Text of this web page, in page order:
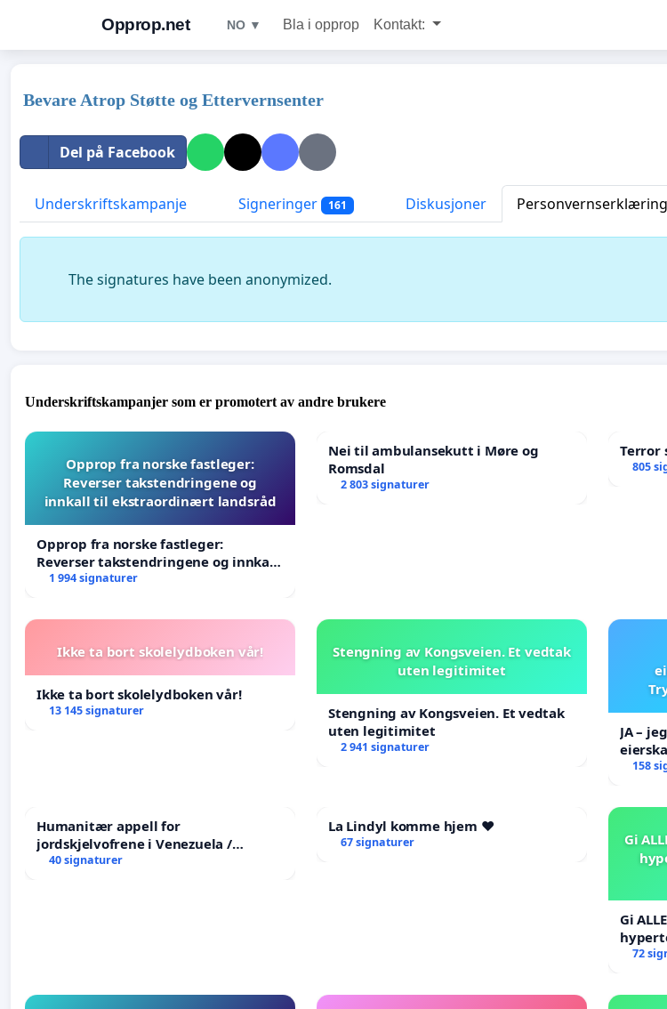
Opprop.net NO ▼ Bla i opprop Kontakt:
Bevare Atrop Støtte og Ettervernsenter
Del på Facebook
Underskriftskampanje Signeringer 161 Diskusjoner Personvernserklæring
The signatures have been anonymized.
Underskriftskampanjer som er promotert av andre brukere
Opprop fra norske fastleger:
Reverser takstendringene og
innkall til ekstraordinært landsråd
Opprop fra norske fastleger:
Reverser takstendringene og innkall
til ekstraordinært landsråd
1 994 signaturer
Nei til ambulansekutt i Møre og
Romsdal
2 803 signaturer
Terror
805
Ikke ta bort skolelydboken vår!
Ikke ta bort skolelydboken vår!
13 145 signaturer
Stengning av Kongsveien. Et vedtak
uten legitimitet
Stengning av Kongsveien. Et vedtak
uten legitimitet
2 941 signaturer
JA –
AS
158
Humanitær appell for
jordskjelvofrene i Venezuela /
Humanitarian Appeal for the
40 signaturer
La Lindyl komme hjem ❤️
67 signaturer
Gi
Gi
72